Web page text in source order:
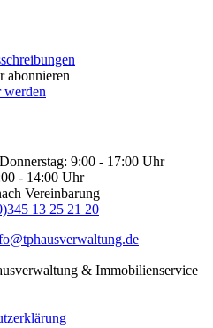
abonnieren
werden
9:00 - 17:00 Uhr
- 14:00 Uhr
Vereinbarung
13 25 21 20
& Immobilienservice